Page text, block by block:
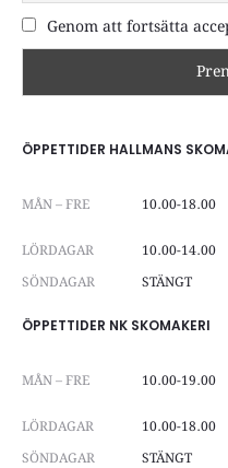
Genom att fortsätta
ÖPPETTIDER HALLMANS
MÅN – FRE 10.00-18.00
LÖRDAGAR
10.00-14.00
SÖNDAGAR
STÄNGT
ÖPPETTIDER NK SKOMAKERI
MÅN – FRE 10.00-19.00
LÖRDAGAR
10.00-18.00
SÖNDAGAR
STÄNGT